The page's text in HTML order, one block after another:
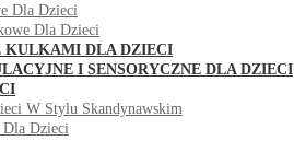
Dla Dzieci
Dla Dzieci
KULKAMI DLA DZIECI
I SENSORYCZNE DLA DZIECI
W Stylu Skandynawskim
Dzieci